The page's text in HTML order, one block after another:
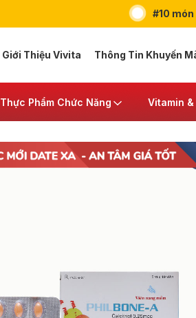
#10
Giới Thiệu Vivita Thông Tin Khuyến
Thực Phẩm Chức Năng Vitamin